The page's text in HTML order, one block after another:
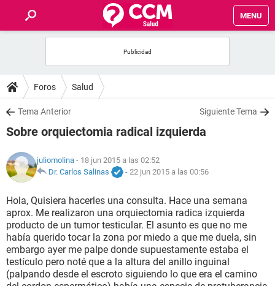
MENU
FOROS
SALUD
NUTRICIÓN
BIENESTAR
SEXUALIDAD
GLOSARIO
Foros Salud
Tema Anterior Siguiente Tema
Sobre orquiectomia radical izquierda
juliomolina - 18 jun 2015 a las 02:52
Dr. Carlos Salinas
- 22 jun 2015 a las 00:56
Hola, Quisiera hacerles una consulta. Hace una semana
aprox. Me realizaron una orquiectomia radica izquierda
producto de un tumor testicular. El asunto es que no me
había querido tocar la zona por miedo a que me duela, sin
embargo ayer me palpe donde supuestamente estaba el
testículo pero noté que a la altura del anillo inguinal
(palpando desde el escroto siguiendo lo que era el camino